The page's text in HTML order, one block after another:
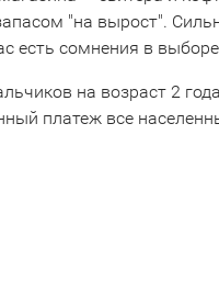
"на вырост".
есть сомнения в
на возраст 2
платеж все